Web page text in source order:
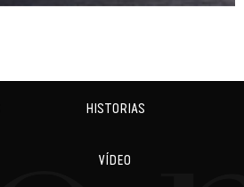
HISTORIAS
VÍDEO